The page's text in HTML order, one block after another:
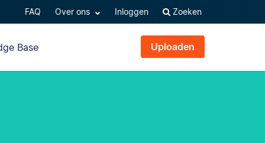
FAQ Over ons Inloggen Zoeken
Base Uploaden